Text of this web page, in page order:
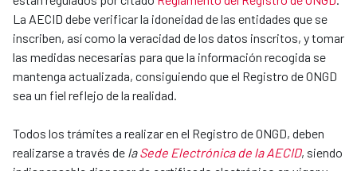
La AECID debe verificar la idoneidad de las entidades que se
inscriben, así como la veracidad de los datos inscritos, y tomar
las medidas necesarias para que la información recogida se
mantenga actualizada, consiguiendo que el Registro de ONGD
sea un fiel reflejo de la realidad.
Todos los trámites a realizar en el Registro de ONGD, deben
realizarse a través de laSede Electrónica de la AECID, siendo